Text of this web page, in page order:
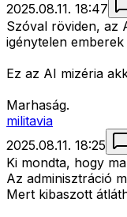
2025.08.11. 18:47
Szóval röviden, az
igénytelen
Ez az AI mizéria
Marhaság.
militavia
2025.08.11. 18:25
Ki mondta, hogy
Az adminisztráció
Mert kibaszott